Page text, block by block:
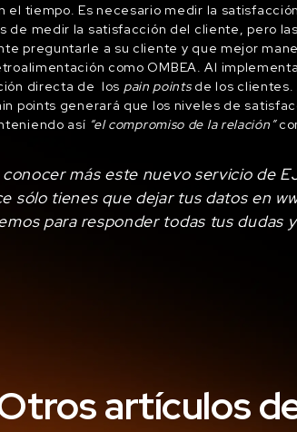
el tiempo. Es necesario medir la
de medir la satisfacción del cliente, pero
preguntarle a su cliente y que mejor
como OMBEA. Al
directa de los pain pointsde los clientes.
points generará que los niveles de
así “el compromiso de la relación”
conocer más este nuevo servicio de
sólo tienes que dejar tus datos en
para responder todas tus dudas
artículos